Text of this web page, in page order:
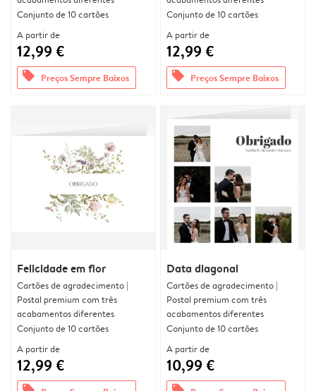
Conjunto de 10 cartões
A partir de
12,99 €
offers Preços Sempre Baixos
Conjunto de 10 cartões
A partir de
12,99 €
offers Preços Sempre Baixos
Felicidade em flor
Cartões de agradecimento |
Postal premium com três
acabamentos diferentes
Conjunto de 10 cartões
A partir de
12,99 €
Data diagonal
Cartões de agradecimento |
Postal premium com três
acabamentos diferentes
Conjunto de 10 cartões
A partir de
10,99 €